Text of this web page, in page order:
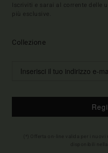
Iscriviti e sarai al corrente delle
più esclusive.
Collezione